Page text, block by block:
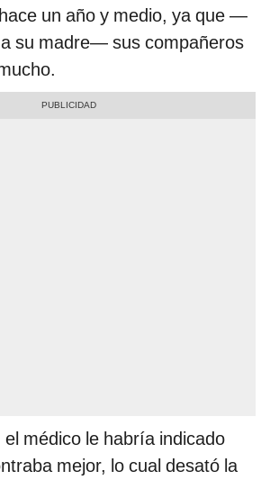
un año y medio, ya que —
su madre— sus compañeros
médico le habría indicado
mejor, lo cual desató la